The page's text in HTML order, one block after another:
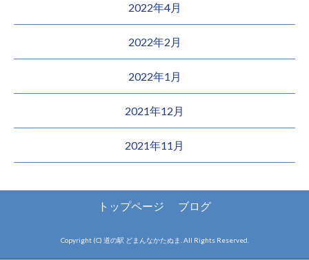
2022年4月
2022年2月
2022年1月
2021年12月
2021年11月
トップページ ブログ
Copyright (C) 道の駅 どまんなかたぬま. All Rights Reserved.